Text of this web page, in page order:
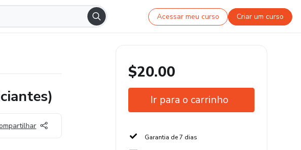
Acessar meu curso Criar um curso
$20.00
Ir para o carrinho
Garantia de 7 dias